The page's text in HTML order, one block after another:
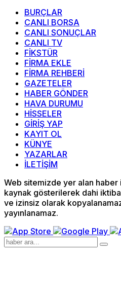
BURÇLAR
CANLI BORSA
CANLI SONUÇLAR
CANLI TV
FİKSTÜR
FİRMA EKLE
FİRMA REHBERİ
GAZETELER
HABER GÖNDER
HAVA DURUMU
HİSSELER
GİRİŞ YAP
KAYIT OL
KÜNYE
YAZARLAR
İLETİŞİM
Web sitemizde yer alan haber
kaynak gösterilerek dahi
ve izinsiz olarak
yayınlanamaz.